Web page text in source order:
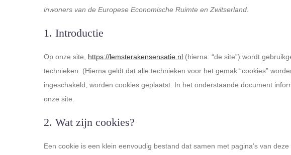
inwoners van de Europese Economische Ruimte en Zwitserland.
1. Introductie
Op onze site, https://lemsterakensensatie.nl (hierna: “de site”) wordt
technieken. (Hierna geldt dat alle technieken voor het gemak “cookies”
ingeschakeld, worden cookies geplaatst. In het onderstaande document
onze site.
2. Wat zijn cookies?
Een cookie is een klein eenvoudig bestand dat samen met pagina’s van